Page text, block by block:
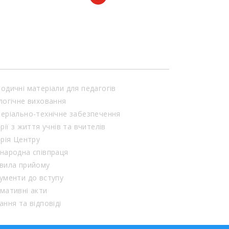
найрізноманітнішими […]
матеріали для педагогів
виховання
технічне забезпечення
з життя учнів та вчителів
Центру
співпраця
прийому
до вступу
акти
та відповіді